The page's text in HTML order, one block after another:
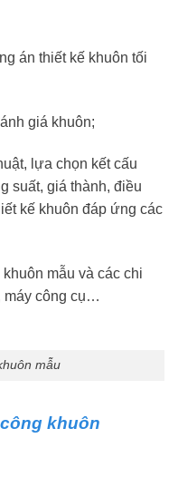
án thiết kế khuôn tối
giá khuôn;
lựa chọn kết cấu
suất, giá thành, điều
kế khuôn đáp ứng các
mẫu và các chi
máy công cụ…
mẫu
khuôn